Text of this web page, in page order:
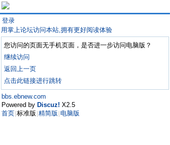
登录
用掌上论坛访问本站,拥有更好阅读体验
您访问的页面无手机页面，是否进一步访问电脑版？
继续访问
返回上一页
点击此链接进行跳转
bbs.ebnew.com
Powered by Discuz! X2.5
首页 标准版 精简版 电脑版